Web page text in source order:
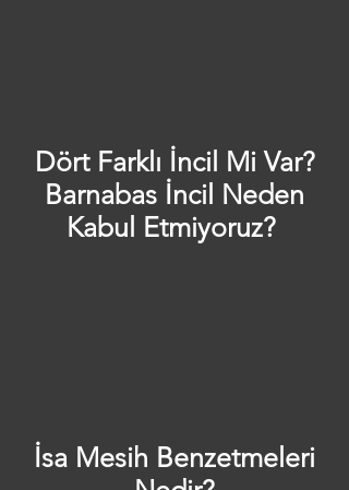
Dört Farklı İncil Mi Var?
Barnabas İncil Neden
Kabul Etmiyoruz?
İsa Mesih Benzetmeleri